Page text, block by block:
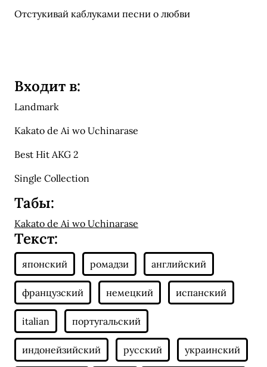
Отстукивай каблуками песни о любви
Входит в:
Landmark
Kakato de Ai wo Uchinarase
Best Hit AKG 2
Single Collection
Табы:
Kakato de Ai wo Uchinarase
Текст: